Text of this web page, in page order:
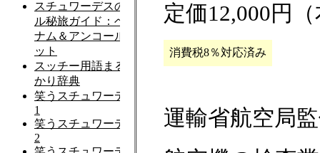
定価12,000円
消費税8％対応済み
運輸省航空局